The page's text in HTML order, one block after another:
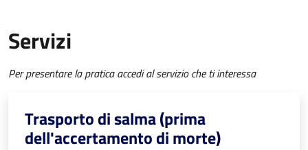
Servizi
Per presentare la pratica accedi al servizio che ti interessa
Trasporto di salma (prima
dell'accertamento di morte)